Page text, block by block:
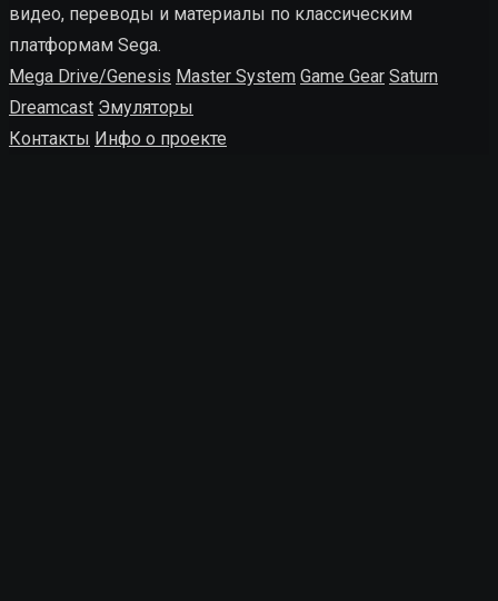
видео, переводы и материалы по классическим
платформам Sega.
Mega Drive/Genesis Master System Game Gear Saturn
Dreamcast Эмуляторы
Контакты Инфо о проекте